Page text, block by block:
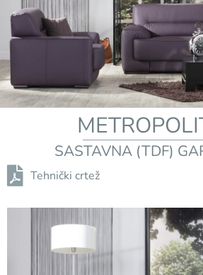
SASTAVNA (TDF)
Tehnički crtež